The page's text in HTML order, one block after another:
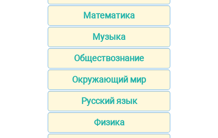
Математика
Музыка
Обществознание
Окружающий мир
Русский язык
Физика